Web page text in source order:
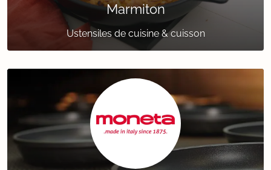
Marmiton
Ustensiles de cuisine & cuisson